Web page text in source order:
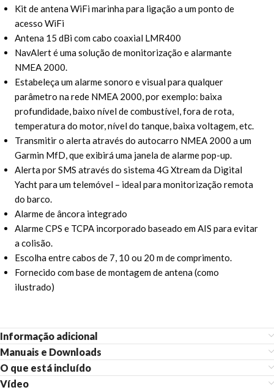
Kit de antena WiFi marinha para ligação a um ponto de
acesso WiFi
Antena 15 dBi com cabo coaxial LMR400
NavAlert é uma solução de monitorização e alarmante
NMEA 2000.
Estabeleça um alarme sonoro e visual para qualquer
parâmetro na rede NMEA 2000, por exemplo: baixa
profundidade, baixo nível de combustível, fora de rota,
temperatura do motor, nível do tanque, baixa voltagem, etc.
Transmitir o alerta através do autocarro NMEA 2000 a um
Garmin MfD, que exibirá uma janela de alarme pop-up.
Alerta por SMS através do sistema 4G Xtream da Digital
Yacht para um telemóvel – ideal para monitorização remota
do barco.
Alarme de âncora integrado
Alarme CPS e TCPA incorporado baseado em AIS para evitar
a colisão.
Escolha entre cabos de 7, 10 ou 20 m de comprimento.
Fornecido com base de montagem de antena (como
ilustrado)
Informação adicional
Manuais e Downloads
O que está incluído
Vídeo